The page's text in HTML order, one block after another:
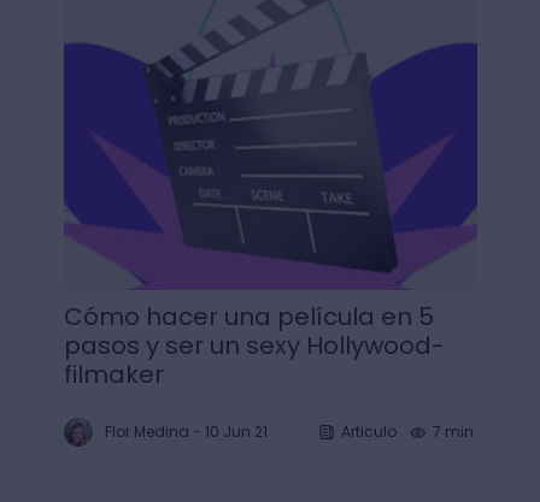
Cómo hacer una película en 5
pasos y ser un sexy Hollywood-
filmaker
Flor Medina - 10 Jun 21 Articulo 7 min.